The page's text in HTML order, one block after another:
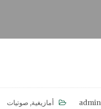
admin أمازيغية, صوتيات